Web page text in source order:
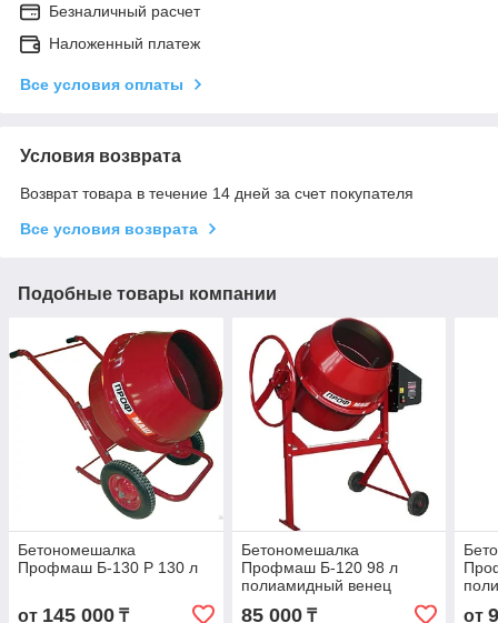
Безналичный расчет
Наложенный платеж
Все условия оплаты
Условия возврата
Возврат товара в течение 14 дней за счет покупателя
Все условия возврата
Подобные товары компании
Бетономешалка
Профмаш Б-130 Р 130 л
от 145 000 ₸
Бетономешалка
Профмаш Б-120 98 л
полиамидный венец
85 000₸ от